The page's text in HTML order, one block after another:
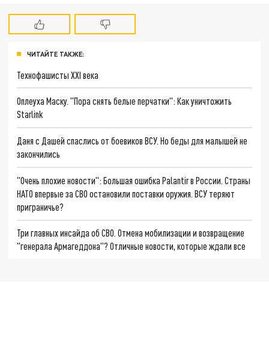
ЧИТАЙТЕ ТАКЖЕ:
Технофашисты XXI века
Оплеуха Маску. "Пора снять белые перчатки": Как уничтожить
Starlink
Даня с Дашей спаслись от боевиков ВСУ. Но беды для малышей не
закончились
"Очень плохие новости": Большая ошибка Palantir в России. Страны
НАТО впервые за СВО остановили поставки оружия. ВСУ теряют
приграничье?
Три главных инсайда об СВО. Отмена мобилизации и возвращение
"генерала Армагеддона"? Отличные новости, которые ждали все